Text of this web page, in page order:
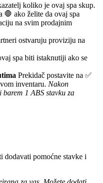
koliko je ovaj spa skup.
🛑 ako želite da ovaj spa
na svim prodajnim
ostvaruju proviziju na
spa biti istaknutiji ako se
Prekidač postavite na ✅
inventaru. Nakon
1 ABS stavku za
dodavati pomoćne stavke i